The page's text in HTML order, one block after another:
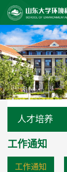
人才培养
工作通知
工作通知